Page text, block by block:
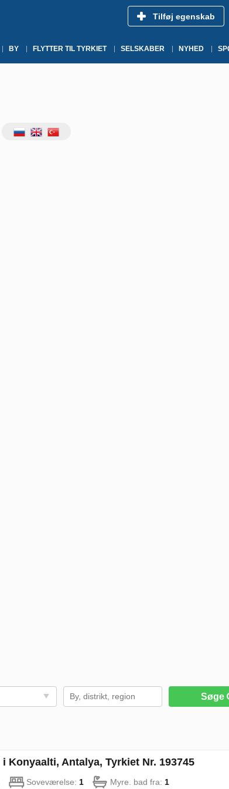
Tilføj egenskab
BY FLYTTER TIL TYRKIET SELSKABER NYHED
Søge
Konyaalti, Antalya, Tyrkiet Nr. 193745
Soveværelse: 1 Myre. bad fra: 1